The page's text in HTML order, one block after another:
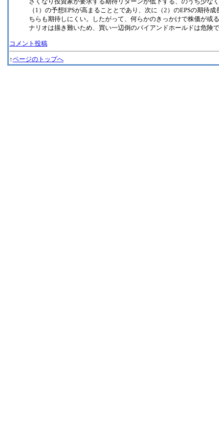
（1）の予想EPSが高まることとであり、次に（2）のEPSの期待
ちらも期待しにくい。したがって、何らかのきっかけで株価が或
ナリオは描き難いため、買い一辺倒のバイアンドホールドは危険
コメント投稿
↑ページのトップへ